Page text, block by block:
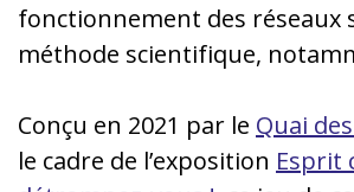
fonctionnement des réseaux
méthode scientifique,
Conçu en 2021 par le Quai
le cadre de l’exposition Esprit